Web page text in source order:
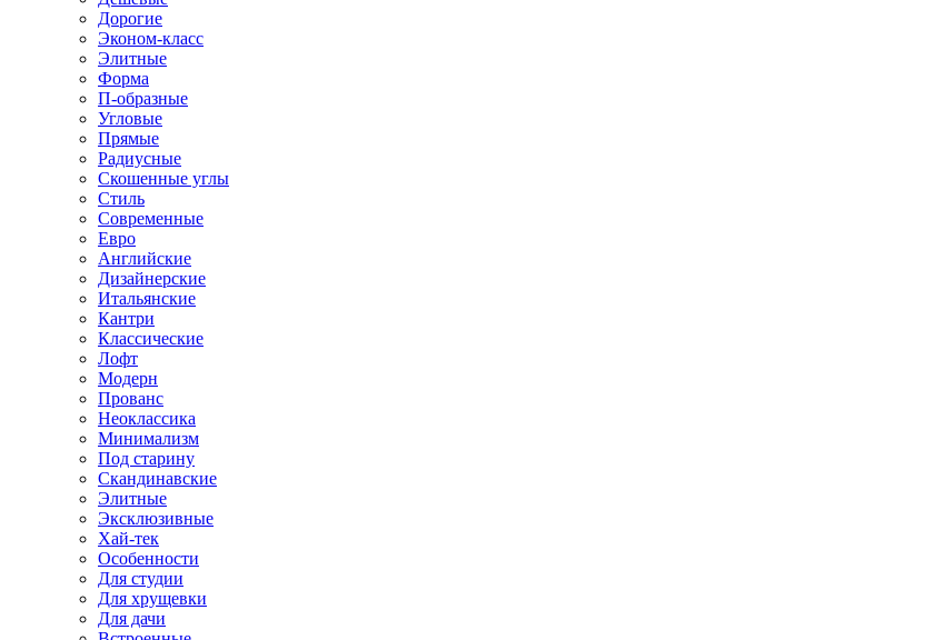
Дорогие
Эконом-класс
Элитные
Форма
П-образные
Угловые
Прямые
Радиусные
Скошенные углы
Стиль
Современные
Евро
Английские
Дизайнерские
Итальянские
Кантри
Классические
Лофт
Модерн
Прованс
Неоклассика
Минимализм
Под старину
Скандинавские
Элитные
Эксклюзивные
Хай-тек
Особенности
Для студии
Для хрущевки
Для дачи